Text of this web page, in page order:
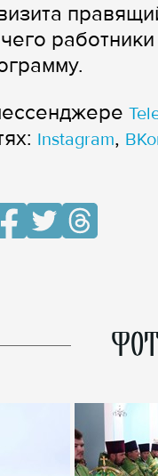
Instagram,